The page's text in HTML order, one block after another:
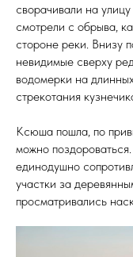
сворачивали на
смотрели с обрыва,
стороне реки. Внизу
невидимые сверху
водомерки на
стрекотания
Ксюша пошла, по
можно
единодушно
участки за
просматривались